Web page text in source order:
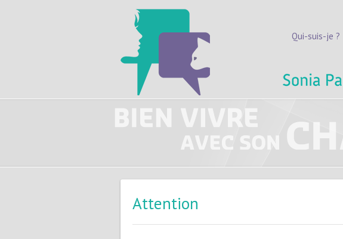
Qui-suis-je ?
Attention